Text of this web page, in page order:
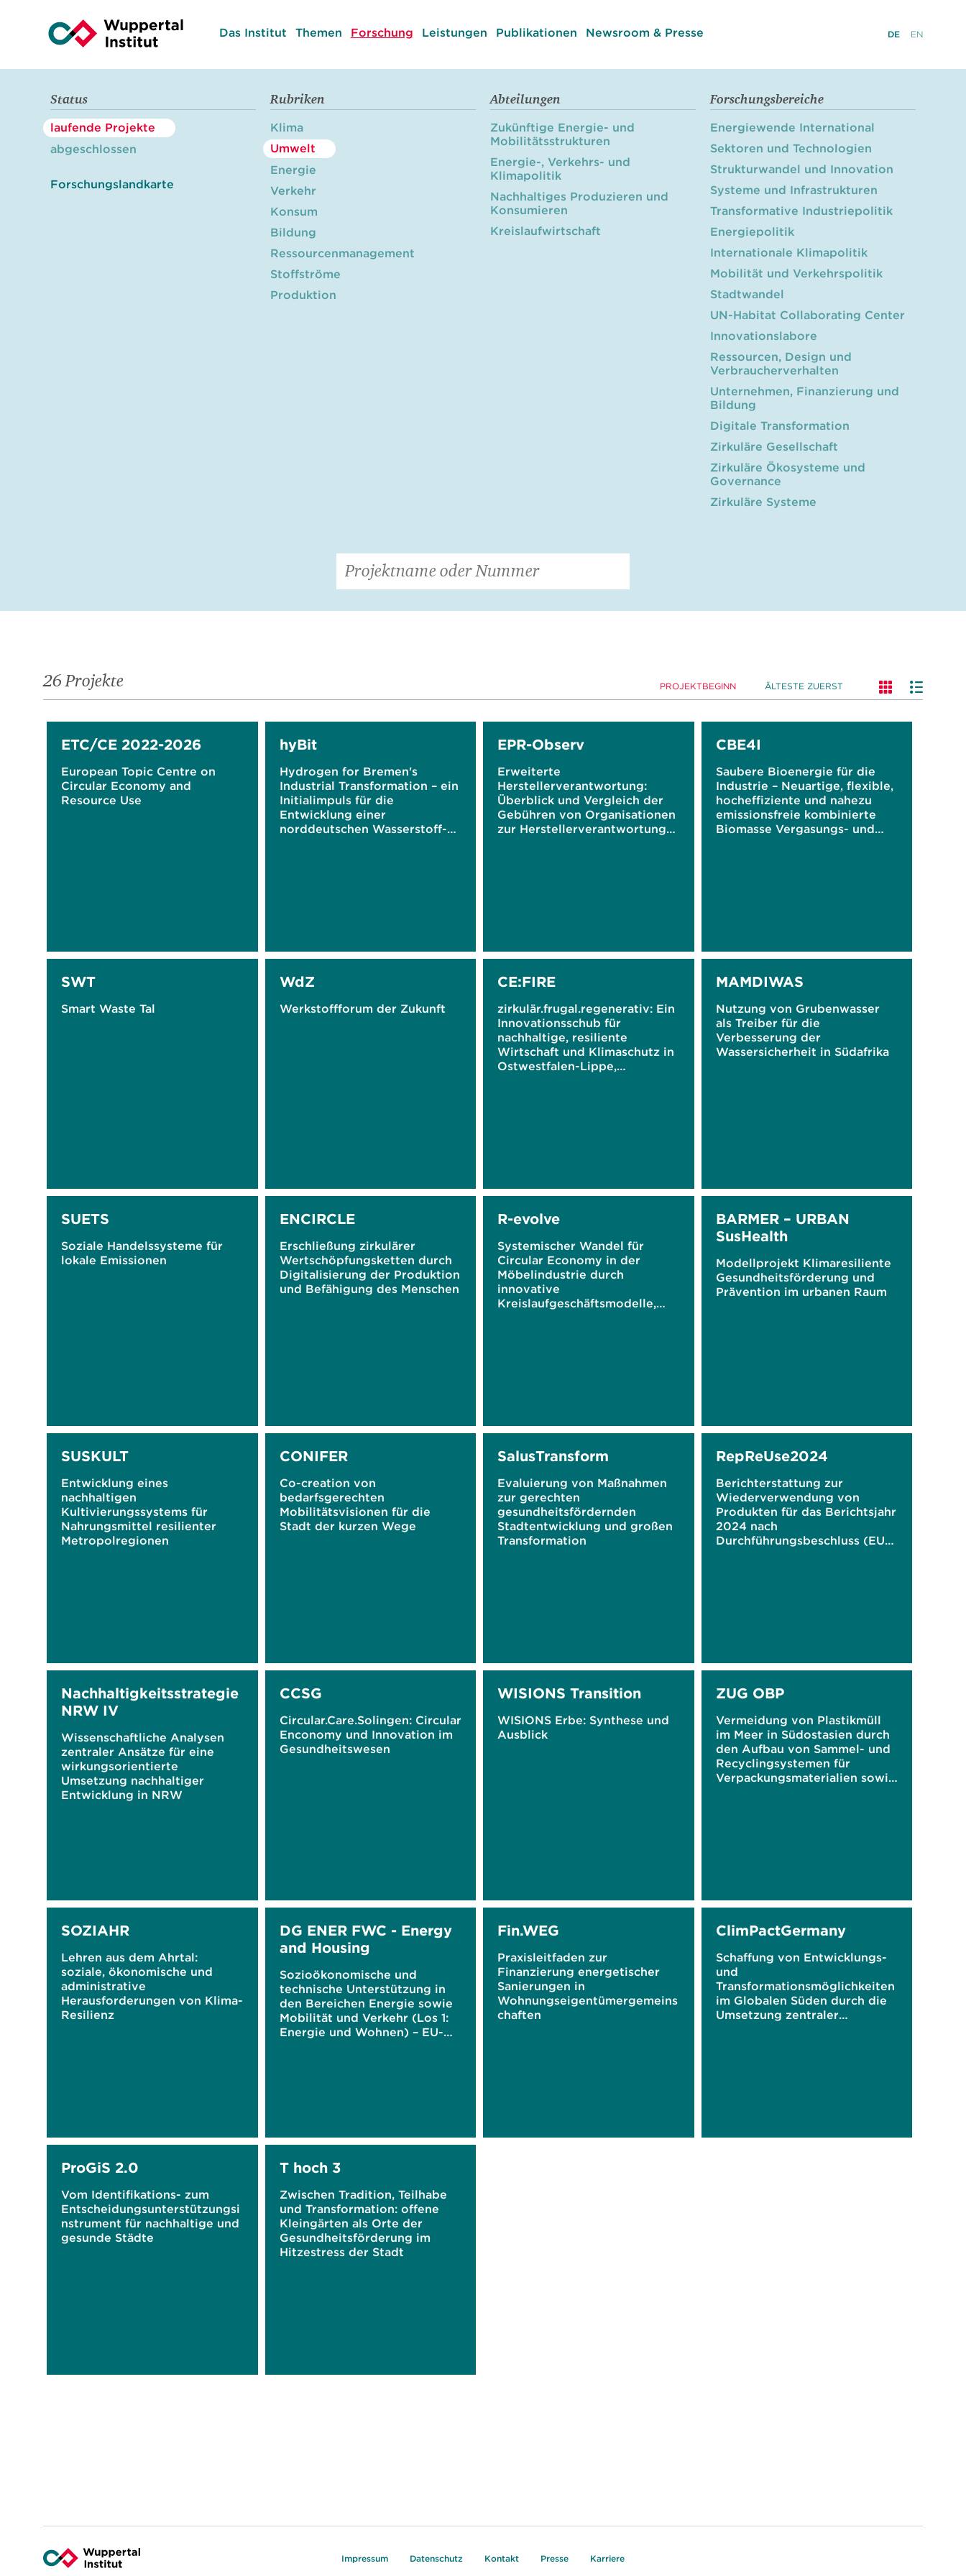
Das Institut Themen Forschung Leistungen Publikationen Newsroom & Presse DE EN
Status
laufende Projekte
abgeschlossen
Forschungslandkarte
Rubriken
Klima
Umwelt
Energie
Verkehr
Konsum
Bildung
Ressourcenmanagement
Stoffströme
Produktion
Abteilungen
Zukünftige Energie- und
Mobilitätsstrukturen
Energie-, Verkehrs- und
Klimapolitik
Nachhaltiges Produzieren und
Konsumieren
Kreislaufwirtschaft
Forschungsbereiche
Energiewende International
Sektoren und Technologien
Strukturwandel und Innovation
Systeme und Infrastrukturen
Transformative Industriepolitik
Energiepolitik
Internationale Klimapolitik
Mobilität und Verkehrspolitik
Stadtwandel
UN-Habitat Collaborating Center
Innovationslabore
Ressourcen, Design und
Verbraucherverhalten
Unternehmen, Finanzierung und
Bildung
Digitale Transformation
Zirkuläre Gesellschaft
Zirkuläre Ökosysteme und
Governance
Zirkuläre Systeme
26 Projekte PROJEKTBEGINN ÄLTESTE ZUERST
ETC/CE 2022-2026
European Topic Centre on
Circular Economy and
Resource Use
hyBit
Hydrogen for Bremen's
Industrial Transformation – ein
Initialimpuls für die
Entwicklung einer
norddeutschen Wasserstoff-
EPR-Observ
Erweiterte
Herstellerverantwortung:
Überblick und Vergleich der
Gebühren von Organisationen
zur Herstellerverantwortung
CBE4I
Saubere Bioenergie für die
Industrie – Neuartige, flexible,
hocheffiziente und nahezu
emissionsfreie kombinierte
Biomasse Vergasungs- und
SWT
Smart Waste Tal
WdZ
Werkstoffforum der Zukunft
CE:FIRE
zirkulär.frugal.regenerativ: Ein
Innovationsschub für
nachhaltige, resiliente
Wirtschaft und Klimaschutz in
Ostwestfalen-Lippe,
MAMDIWAS
Nutzung von Grubenwasser
als Treiber für die
Verbesserung der
Wassersicherheit in Südafrika
SUETS
Soziale Handelssysteme für
lokale Emissionen
ENCIRCLE
Erschließung zirkulärer
Wertschöpfungsketten durch
Digitalisierung der Produktion
und Befähigung des Menschen
R-evolve
Systemischer Wandel für
Circular Economy in der
Möbelindustrie durch
innovative
Kreislaufgeschäftsmodelle,
BARMER – URBAN
SusHealth
Modellprojekt Klimaresiliente
Gesundheitsförderung und
Prävention im urbanen Raum
SUSKULT
Entwicklung eines
nachhaltigen
Kultivierungssystems für
Nahrungsmittel resilienter
Metropolregionen
CONIFER
Co-creation von
bedarfsgerechten
Mobilitätsvisionen für die
Stadt der kurzen Wege
SalusTransform
Evaluierung von Maßnahmen
zur gerechten
gesundheitsfördernden
Stadtentwicklung und großen
Transformation
RepReUse2024
Berichterstattung zur
Wiederverwendung von
Produkten für das Berichtsjahr
2024 nach
Durchführungsbeschluss (EU)
Nachhaltigkeitsstrategie
NRW IV
Wissenschaftliche Analysen
zentraler Ansätze für eine
wirkungsorientierte
Umsetzung nachhaltiger
Entwicklung in NRW
CCSG
Circular.Care.Solingen: Circular
Enconomy und Innovation im
Gesundheitswesen
WISIONS Transition
WISIONS Erbe: Synthese und
Ausblick
ZUG OBP
Vermeidung von Plastikmüll
im Meer in Südostasien durch
den Aufbau von Sammel- und
Recyclingsystemen für
Verpackungsmaterialien sowie
SOZIAHR
Lehren aus dem Ahrtal:
soziale, ökonomische und
administrative
Herausforderungen von Klima-
Resilienz
DG ENER FWC - Energy
and Housing
Sozioökonomische und
technische Unterstützung in
den Bereichen Energie sowie
Mobilität und Verkehr (Los 1:
Energie und Wohnen) – EU-
Fin.WEG
Praxisleitfaden zur
Finanzierung energetischer
Sanierungen in
Wohnungseigentümergemeins
chaften
ClimPactGermany
Schaffung von Entwicklungs-
und
Transformationsmöglichkeiten
im Globalen Süden durch die
Umsetzung zentraler
ProGiS 2.0
Vom Identifikations- zum
Entscheidungsunterstützungsi
nstrument für nachhaltige und
gesunde Städte
T hoch 3
Zwischen Tradition, Teilhabe
und Transformation: offene
Kleingärten als Orte der
Gesundheitsförderung im
Hitzestress der Stadt
Impressum Datenschutz Kontakt Presse Karriere